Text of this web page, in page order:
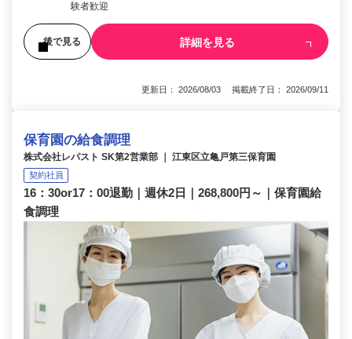
験者歓迎
後で見る 詳細を見る
更新日： 2026/08/03 掲載終了日： 2026/09/11
保育園の給食調理
株式会社レパスト SK第2営業部 ｜ 江東区立亀戸第三保育園
契約社員
16：30or17：00退勤｜週休2日｜268,800円～｜保育園給
食調理